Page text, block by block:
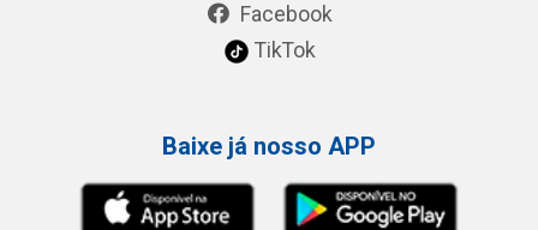
Facebook
TikTok
Baixe já nosso APP